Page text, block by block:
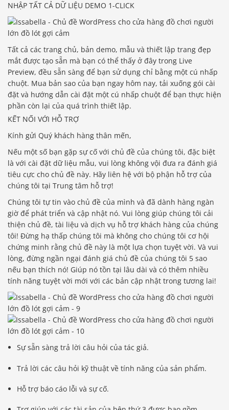
NHẬP TẤT CẢ DỮ LIỆU DEMO 1-CLICK
Tất cả các trang chủ, bản demo, mẫu và thiết lập trang đẹp
mắt được tạo sẵn mà bạn có thể thấy ở đây trong Live
Preview, đều sẵn sàng để bạn sử dụng chỉ bằng một cú nhấp
chuột. Mua bản sao của bạn ngay hôm nay, tải xuống gói cài
đặt và hướng dẫn cài đặt một cú nhấp chuột để bạn thực hiện
phần còn lại của quá trình thiết lập.
KẾT NỐI VỚI HỖ TRỢ
Kính gửi Quý khách hàng thân mến,
Nếu một số bạn gặp sự cố với chủ đề của chúng tôi, đặc biệt
là với cài đặt dữ liệu mẫu, vui lòng không vội đưa ra đánh giá
tiêu cực cho chủ đề này. Hãy liên hệ với bộ phận hỗ trợ của
chúng tôi tại Trung tâm hỗ trợ!
Chúng tôi tự tin vào chủ đề của mình và đã dành hàng ngàn
giờ để phát triển và cập nhật nó. Vui lòng giúp chúng tôi cải
thiện chủ đề, tài liệu và dịch vụ hỗ trợ khách hàng của chúng
tôi! Đừng hạ thấp chúng tôi mà không cho chúng tôi cơ hội
chứng minh rằng chủ đề này là một lựa chọn tuyệt vời. Và vui
lòng, đừng ngần ngại đánh giá chủ đề của chúng tôi 5 sao
nếu bạn thích nó! Giúp nó tồn tại lâu dài và có thêm nhiều
tính năng tuyệt vời mới với các bản cập nhật trong tương lai!
Sự sẵn sàng trả lời câu hỏi của tác giả.
Trả lời các câu hỏi kỹ thuật về tính năng của sản phẩm.
Hỗ trợ báo cáo lỗi và sự cố.